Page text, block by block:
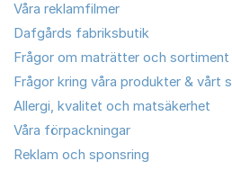
Våra reklamfilmer
Dafgårds fabriksbutik
Frågor om maträtter och sortiment
Frågor kring våra produkter & vårt
Allergi, kvalitet och matsäkerhet
Våra förpackningar
Reklam och sponsring